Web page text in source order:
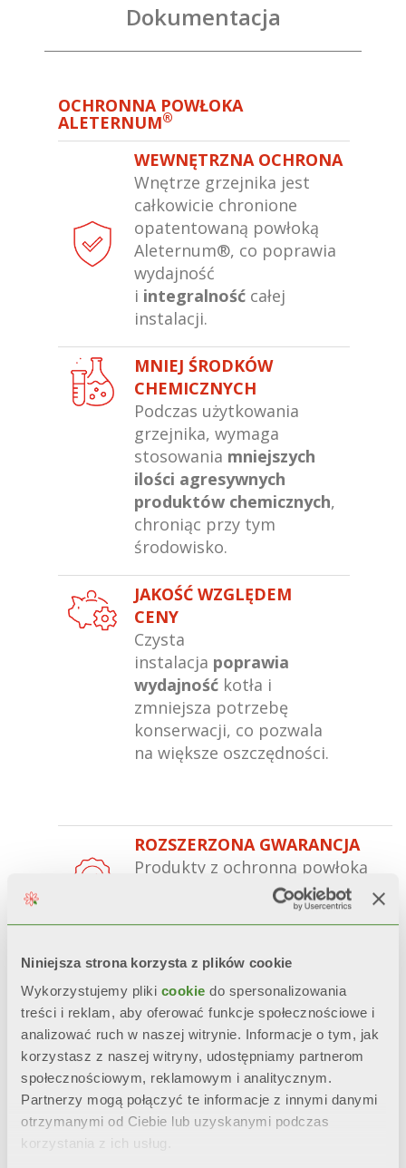
Niniejsza strona korzysta z plików cookie
Wykorzystujemy pliki cookie do spersonalizowania
treści i reklam, aby oferować funkcje społecznościowe i
analizować ruch w naszej witrynie. Informacje o tym, jak
korzystasz z naszej witryny, udostępniamy partnerom
społecznościowym, reklamowym i analitycznym.
Partnerzy mogą połączyć te informacje z innymi danymi
otrzymanymi od Ciebie lub uzyskanymi podczas
korzystania z ich usług.
Dokumentacja
OCHRONNA POWŁOKA
ALETERNUM®
WEWNĘTRZNA OCHRONA
Wnętrze grzejnika jest
całkowicie chronione
opatentowaną powłoką
Aleternum®, co poprawia
wydajność
i integralność całej
instalacji.
MNIEJ ŚRODKÓW
CHEMICZNYCH
Podczas użytkowania
grzejnika, wymaga
stosowania mniejszych
ilości agresywnych
produktów chemicznych,
chroniąc przy tym
środowisko.
JAKOŚĆ WZGLĘDEM
CENY
Czysta
instalacja poprawia
wydajność kotła i
zmniejsza potrzebę
konserwacji, co pozwala
na większe oszczędności.
ROZSZERZONA GWARANCJA
Produkty z ochronną powłoką
gwarancję do 20
NIEZMIENNY WYGLĄD
Estetyka, połysk i kolor
zostają zachowane w
czasiedzięki obróbce wstępnej
oraz podwójnemu malowaniu
anaforezą oraz malowaniem
proszkowym.
CERTYFIKOWANA ODPORNOŚĆ